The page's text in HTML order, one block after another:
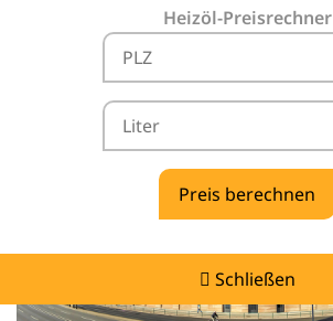
Heizöl-Preisrechner
Schließen
Heizölpreise Bredow -
vergleichen & günstig tanken